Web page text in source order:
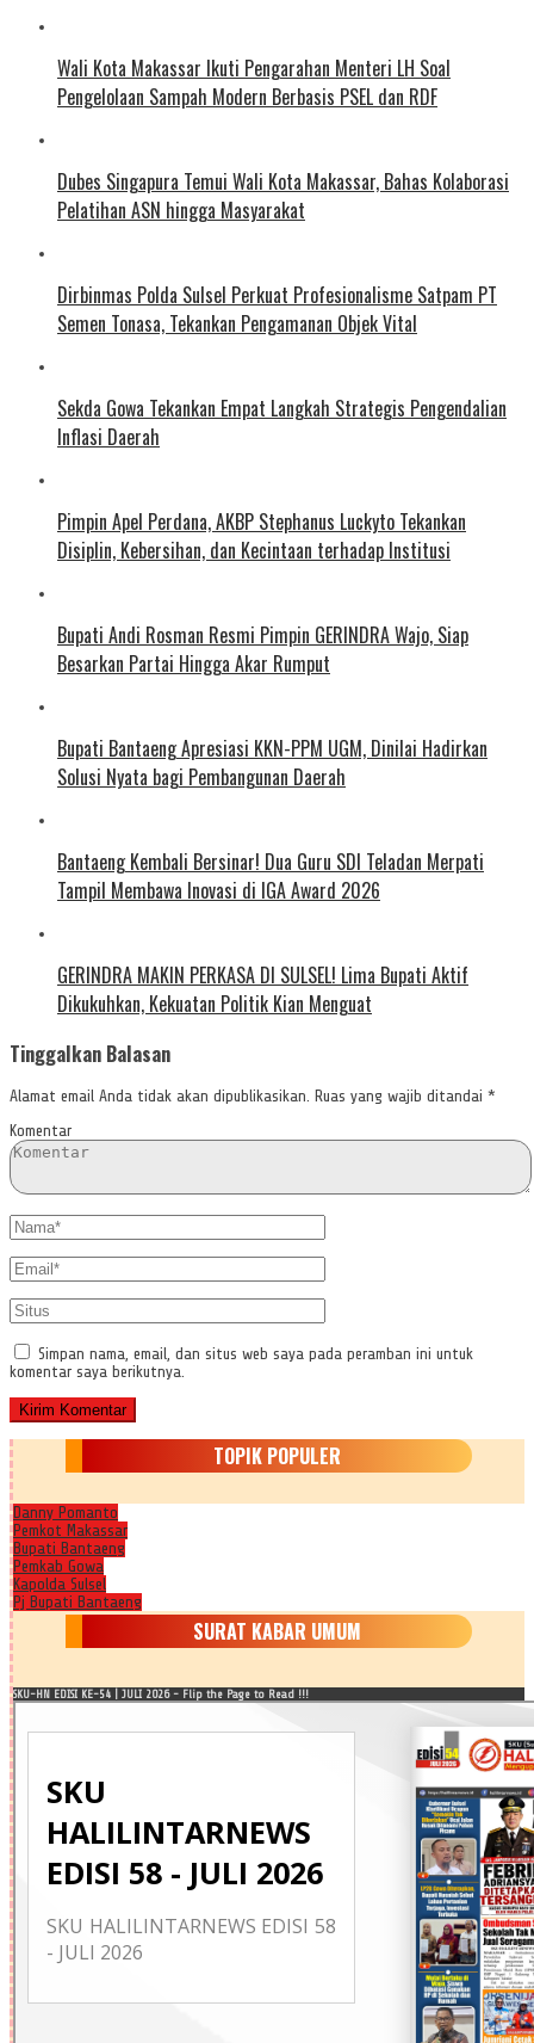
Wali Kota Makassar Ikuti Pengarahan Menteri LH Soal
Pengelolaan Sampah Modern Berbasis PSEL dan RDF
Dubes Singapura Temui Wali Kota Makassar, Bahas Kolaborasi
Pelatihan ASN hingga Masyarakat
Dirbinmas Polda Sulsel Perkuat Profesionalisme Satpam PT
Semen Tonasa, Tekankan Pengamanan Objek Vital
Sekda Gowa Tekankan Empat Langkah Strategis Pengendalian
Inflasi Daerah
Pimpin Apel Perdana, AKBP Stephanus Luckyto Tekankan
Disiplin, Kebersihan, dan Kecintaan terhadap Institusi
Bupati Andi Rosman Resmi Pimpin GERINDRA Wajo, Siap
Besarkan Partai Hingga Akar Rumput
Bupati Bantaeng Apresiasi KKN-PPM UGM, Dinilai Hadirkan
Solusi Nyata bagi Pembangunan Daerah
Bantaeng Kembali Bersinar! Dua Guru SDI Teladan Merpati
Tampil Membawa Inovasi di IGA Award 2026
GERINDRA MAKIN PERKASA DI SULSEL! Lima Bupati Aktif
Dikukuhkan, Kekuatan Politik Kian Menguat
Tinggalkan Balasan
Alamat email Anda tidak akan dipublikasikan. Ruas yang wajib ditandai *
Komentar
Simpan nama, email, dan situs web saya pada peramban ini untuk
komentar saya berikutnya.
TOPIK POPULER
Danny Pomanto
Pemkot Makassar
Bupati Bantaeng
Pemkab Gowa
Kapolda Sulsel
Pj Bupati Bantaeng
SURAT KABAR UMUM
SKU-HN EDISI KE-54 | JULI 2026 - Flip the Page to Read !!!